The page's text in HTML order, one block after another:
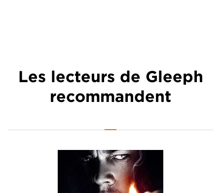
Les lecteurs de Gleeph
recommandent